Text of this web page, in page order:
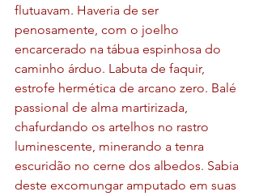
flutuavam. Haveria de ser
penosamente, com o joelho
encarcerado na tábua espinhosa do
caminho árduo. Labuta de faquir,
estrofe hermética de arcano zero. Balé
passional de alma martirizada,
chafurdando os artelhos no rastro
luminescente, minerando a tenra
escuridão no cerne dos albedos. Sabia
deste excomungar amputado em suas